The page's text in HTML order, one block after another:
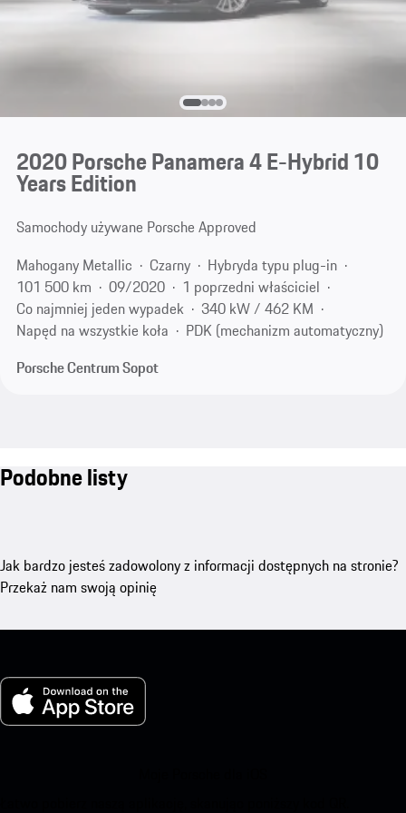
2020 Porsche Panamera 4 E-Hybrid 10
Years Edition
Samochody używane Porsche Approved
Mahogany Metallic
Czarny
Hybryda typu plug-in
101 500 km
09/2020
1 poprzedni właściciel
Co najmniej jeden wypadek
340 kW / 462 KM
Napęd na wszystkie koła
PDK (mechanizm automatyczny)
Porsche Centrum Sopot
Podobne listy
Jak bardzo jesteś zadowolony z informacji dostępnych na stronie?
Przekaż nam swoją opinię